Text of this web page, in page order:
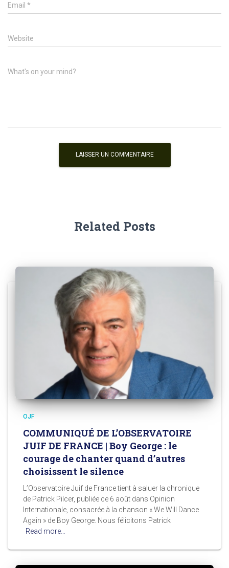
Email *
Website
What's on your mind?
Related Posts
OJF
COMMUNIQUÉ DE L’OBSERVATOIRE
JUIF DE FRANCE | Boy George : le
courage de chanter quand d’autres
choisissent le silence
L’Observatoire Juif de France tient à saluer la chronique
de Patrick Pilcer, publiée ce 6 août dans Opinion
Internationale, consacrée à la chanson « We Will Dance
Again » de Boy George. Nous félicitons Patrick
Read more…